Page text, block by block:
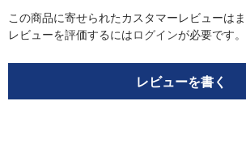
この商品に寄せられたカスタマーレビューはま
レビューを評価するにはログインが必要です。
レビューを書く